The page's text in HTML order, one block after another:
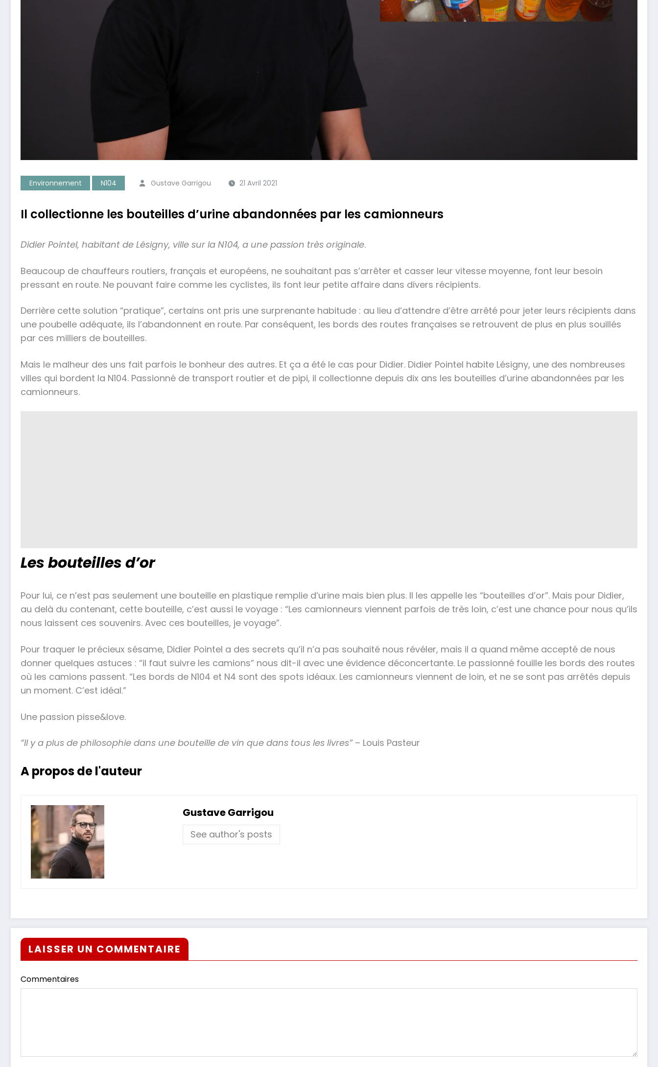
Environnement N104 Gustave Garrigou 21 Avril 2021
Il collectionne les bouteilles d’urine abandonnées par les camionneurs
Didier Pointel, habitant de Lésigny, ville sur la N104, a une passion très originale.
Beaucoup de chauffeurs routiers, français et européens, ne souhaitant pas s’arrêter et casser leur vitesse moyenne, font leur besoin
pressant en route. Ne pouvant faire comme les cyclistes, ils font leur petite affaire dans divers récipients.
Derrière cette solution “pratique”, certains ont pris une surprenante habitude : au lieu d’attendre d’être arrêté pour jeter leurs récipients dans
une poubelle adéquate, ils l’abandonnent en route. Par conséquent, les bords des routes françaises se retrouvent de plus en plus souillés
par ces milliers de bouteilles.
Mais le malheur des uns fait parfois le bonheur des autres. Et ça a été le cas pour Didier. Didier Pointel habite Lésigny, une des nombreuses
villes qui bordent la N104. Passionné de transport routier et de pipi, il collectionne depuis dix ans les bouteilles d’urine abandonnées par les
camionneurs.
Les bouteilles d’or
Pour lui, ce n’est pas seulement une bouteille en plastique remplie d’urine mais bien plus. Il les appelle les “bouteilles d’or”. Mais pour Didier,
au delà du contenant, cette bouteille, c’est aussi le voyage : “Les camionneurs viennent parfois de très loin, c’est une chance pour nous qu’ils
nous laissent ces souvenirs. Avec ces bouteilles, je voyage”.
Pour traquer le précieux sésame, Didier Pointel a des secrets qu’il n’a pas souhaité nous révéler, mais il a quand même accepté de nous
donner quelques astuces : “il faut suivre les camions” nous dit-il avec une évidence déconcertante. Le passionné fouille les bords des routes
où les camions passent. “Les bords de N104 et N4 sont des spots idéaux. Les camionneurs viennent de loin, et ne se sont pas arrêtés depuis
un moment. C’est idéal.”
Une passion pisse&love.
“Il y a plus de philosophie dans une bouteille de vin que dans tous les livres”– Louis Pasteur
A propos de l'auteur
Gustave Garrigou
See author's posts
LAISSER UN COMMENTAIRE
Commentaires